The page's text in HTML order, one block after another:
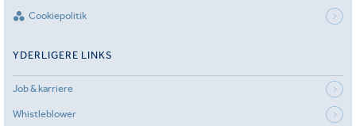
Cookiepolitik
YDERLIGERE LINKS
Job & karriere
Whistleblower